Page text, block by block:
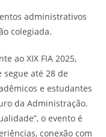
administrativos
colegiada.
ao XIX FIA 2025,
até 28 de
e estudantes
da Administração.
o evento é
conexão com